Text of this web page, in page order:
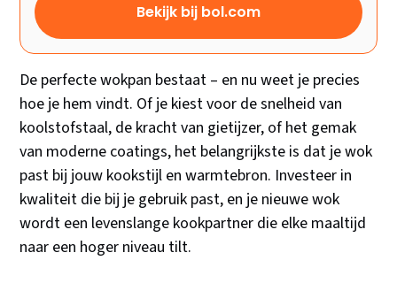
Bekijk bij bol.com
De perfecte wokpan bestaat – en nu weet je precies
hoe je hem vindt. Of je kiest voor de snelheid van
koolstofstaal, de kracht van gietijzer, of het gemak
van moderne coatings, het belangrijkste is dat je wok
past bij jouw kookstijl en warmtebron. Investeer in
kwaliteit die bij je gebruik past, en je nieuwe wok
wordt een levenslange kookpartner die elke maaltijd
naar een hoger niveau tilt.